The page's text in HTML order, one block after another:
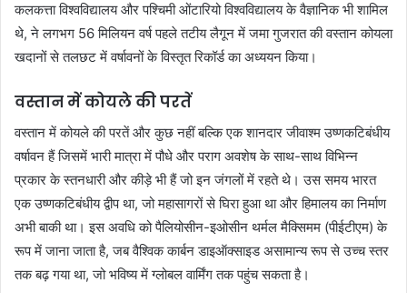
कलकत्ता विश्वविद्यालय और पश्चिमी ओंटारियो विश्वविद्यालय के वैज्ञानिक भी शामिल
थे, ने लगभग 56 मिलियन वर्ष पहले तटीय लैगून में जमा गुजरात की वस्तान कोयला
खदानों से तलछट में वर्षावनों के विस्तृत रिकॉर्ड का अध्ययन किया।
वस्तान में कोयले की परतें
वस्तान में कोयले की परतें और कुछ नहीं बल्कि एक शानदार जीवाश्म उष्णकटिबंधीय
वर्षावन हैं जिसमें भारी मात्रा में पौधे और पराग अवशेष के साथ-साथ विभिन्न
प्रकार के स्तनधारी और कीड़े भी हैं जो इन जंगलों में रहते थे। उस समय भारत
एक उष्णकटिबंधीय द्वीप था, जो महासागरों से घिरा हुआ था और हिमालय का निर्माण
अभी बाकी था। इस अवधि को पैलियोसीन-इओसीन थर्मल मैक्सिमम (पीईटीएम) के
रूप में जाना जाता है, जब वैश्विक कार्बन डाइऑक्साइड असामान्य रूप से उच्च स्तर
तक बढ़ गया था, जो भविष्य में ग्लोबल वार्मिंग तक पहुंच सकता है।